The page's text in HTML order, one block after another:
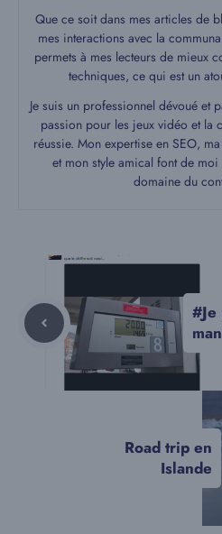
Que ce soit dans mes articles de
mes interactions avec la
permets à mes lecteurs de mieux
techniques, ce qui est un
Je suis un professionnel dévoué et
passion pour les jeux vidéo et la
réussie. Mon expertise en SEO,
et mon style amical font de
domaine du
#Je
Road trip en
Islande